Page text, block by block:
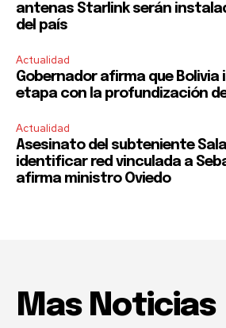
antenas Starlink serán
del país
Actualidad
Gobernador afirma que Bolivia
etapa con la profundización
Actualidad
Asesinato del subteniente
identificar red vinculada a
afirma ministro Oviedo
Mas Noticias